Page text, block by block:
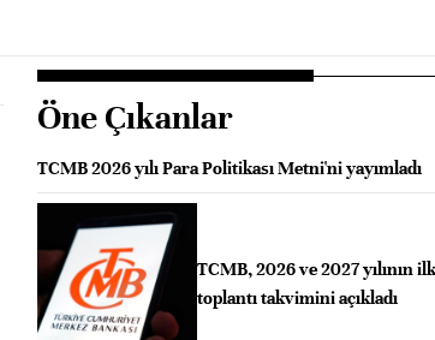
Öne Çıkanlar
TCMB 2026 yılı Para Politikası Metni'ni yayımladı
TCMB, 2026 ve 2027 yılının
toplantı takvimini açıkladı